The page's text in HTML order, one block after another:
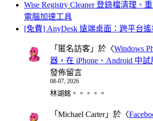
Wise Registry Cleaner 登錄檔清理、
電腦加速工具
[免費] AnyDesk 遠端桌面：跨平台遙
「 匿名訪客 」於〈Windows
器，在 iPhone、Android 中
發佈留言
08-07, 2026
林湖銘。。。。。
「 Michael Carter」於〈